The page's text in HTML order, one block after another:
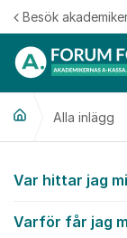
Hoppa till innehåll
Besök
Alla inlägg
Alla
Var hittar jag
Varför får jag